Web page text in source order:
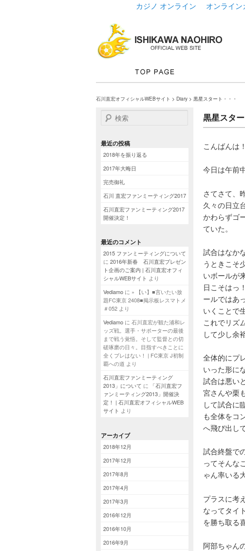
カジノ オンライン オンライン
石川直宏オフィシャルWEBサイト > Diary > 黒星スタート・・・
検索
最近の投稿
2018年を振り返る
2017年大晦日
完売御礼
石川 直宏ファンミーティング2017
石川直宏ファンミーティング2017
開催決定！
最近のコメント
2015 ファンミーティングについて
に 2016年新春 石川直宏プレゼン
ト企画のご案内 | 石川直宏オフィ
シャルWEBサイト より
Vediamo に » 【い】■言いたい放
題FC東京 2408■掲示板レスマトメ
＃052 より
Vediamo に 石川直宏が観た浦和レ
ッズ戦。選手・サポーターの最後
まで戦う覚悟。そして監督との切
磋琢磨の日々。目指すべきことに
全くブレはない！ | FC東京 J初制
覇への道 より
石川直宏ファンミーティング
2013」について に
「石川直宏フ
ァンミーティング2013」開催決
定！ | 石川直宏オフィシャルWEB
サイト より
アーカイブ
2018年12月
2017年12月
2017年8月
2017年4月
2017年3月
2016年12月
2016年10月
2016年9月
黒星スタ
こんばんは！
今日は午前
さてさて、
久々の日立
かわらずゴ
ていた。
試合はなか
うときこそ
いボールが
日こそはっ
ールではあ
いくことで
これでリズ
して少し余
全体的にプ
いった形に
試合は悪い
宮さんや栗
して試合に
も全体をコ
へ飛び出し
試合終盤で
ってそんな
ゃん率いる
プラスに考
なってタイ
を勝ち取る
阿部ちゃん